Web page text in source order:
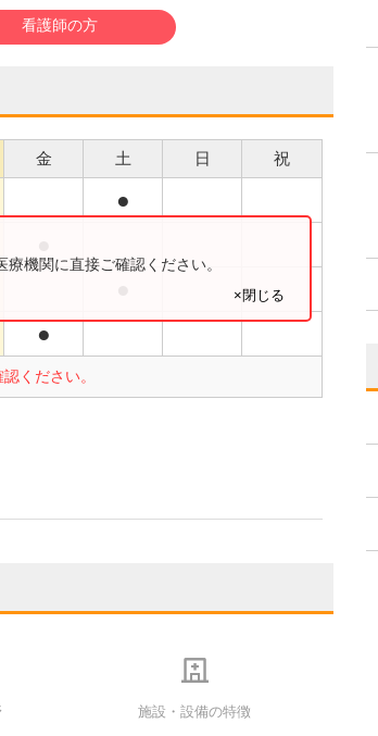
看護師の方
金 土 日 祝
●
●
ください。
機関に直接ご確認ください。
×閉じる
施設・設備の特徴